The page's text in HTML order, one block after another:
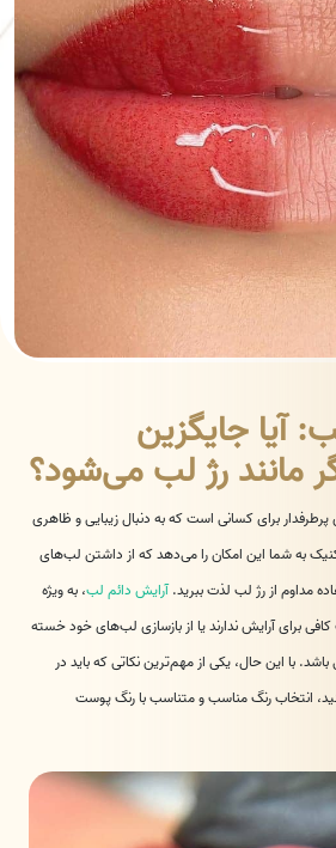
آیا جایگزین
مانند رژ لب می‌شود؟
برای کسانی است که به دنبال زیبایی و ظاهری
به شما این امکان را می‌دهد که از داشتن لب‌های
مداوم از رژ لب لذت ببرید.آرایش دائم لب، به ویژه
برای آرایش ندارند یا از بازسازی لب‌های خود خسته
با این حال، یکی از مهم‌ترین نکاتی که باید در
انتخاب رنگ مناسب و متناسب با رنگ پوست